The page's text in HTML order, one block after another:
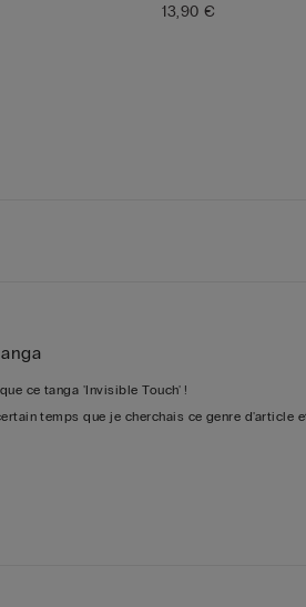
13,90 €
ce tanga 'Invisible Touch' !
temps que je cherchais ce genre d'article